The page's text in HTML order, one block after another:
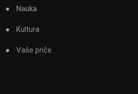
Nauka
Kultura
Vaše priče